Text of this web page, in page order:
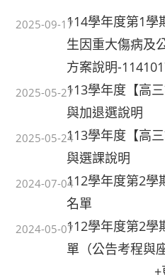
114學年度第1學
生因重大傷病及
方案說明-
2025-09-17
113學年度【高
與加退選說明
2025-05-27
113學年度【高
與選課說明
2025-05-24
112學年度第2學
名單
2024-07-04
112學年度第2學
單（公告考程與
2024-05-07